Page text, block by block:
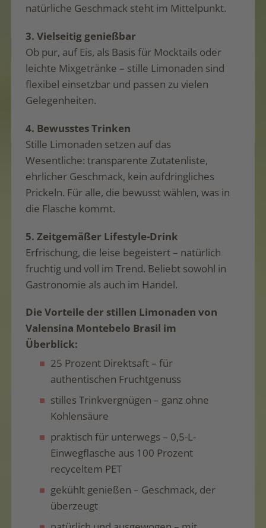
natürliche Geschmack steht im Mittelpunkt.
3. Vielseitig genießbar
Ob pur, auf Eis, als Basis für Mocktails oder
leichte Mixgetränke – stille Limonaden sind
flexibel einsetzbar und passen zu vielen
Gelegenheiten.
4. Bewusstes Trinken
Stille Limonaden setzen auf das
Wesentliche: transparente Zutatenliste,
ehrlicher Geschmack, kein aufdringliches
Prickeln. Für alle, die bewusst wählen, was in
die Flasche kommt.
5. Zeitgemäßer Lifestyle-Drink
Erfrischung, die leise begeistert – natürlich
fruchtig und voll im Trend. Beliebt sowohl in
Gastronomie als auch im Handel.
Die Vorteile der stillen Limonaden von
Valensina Montebelo Brasil im
Überblick:
25 Prozent Direktsaft – für
authentischen Fruchtgenuss
stilles Trinkvergnügen – ganz ohne
Kohlensäure
praktisch für unterwegs – 0,5-L-
Einwegflasche aus 100 Prozent
recyceltem PET
gekühlt genießen – Geschmack, der
überzeugt